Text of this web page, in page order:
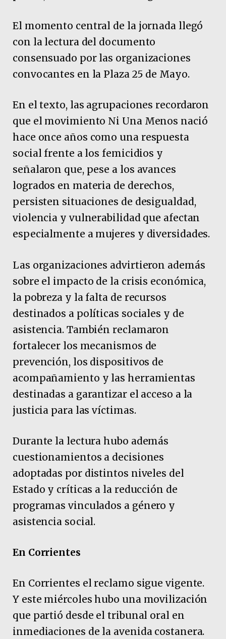
El momento central de la jornada llegó
con la lectura del documento
consensuado por las organizaciones
convocantes en la Plaza 25 de Mayo.
En el texto, las agrupaciones recordaron
que el movimiento Ni Una Menos nació
hace once años como una respuesta
social frente a los femicidios y
señalaron que, pese a los avances
logrados en materia de derechos,
persisten situaciones de desigualdad,
violencia y vulnerabilidad que afectan
especialmente a mujeres y diversidades.
Las organizaciones advirtieron además
sobre el impacto de la crisis económica,
la pobreza y la falta de recursos
destinados a políticas sociales y de
asistencia. También reclamaron
fortalecer los mecanismos de
prevención, los dispositivos de
acompañamiento y las herramientas
destinadas a garantizar el acceso a la
justicia para las víctimas.
Durante la lectura hubo además
cuestionamientos a decisiones
adoptadas por distintos niveles del
Estado y críticas a la reducción de
programas vinculados a género y
asistencia social.
En Corrientes
En Corrientes el reclamo sigue vigente.
Y este miércoles hubo una movilización
que partió desde el tribunal oral en
inmediaciones de la avenida costanera.